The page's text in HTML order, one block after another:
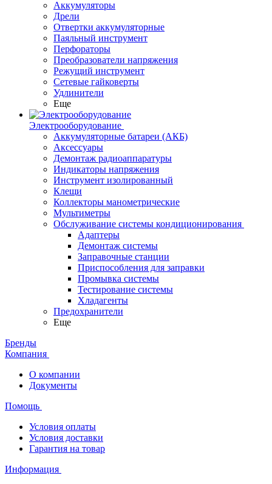
Аккумуляторы
Дрели
Отвертки аккумуляторные
Паяльный инструмент
Перфораторы
Преобразователи напряжения
Режущий инструмент
Сетевые гайковерты
Удлинители
Еще
Электрооборудование
Аккумуляторные батареи (АКБ)
Аксессуары
Демонтаж радиоаппаратуры
Индикаторы напряжения
Инструмент изолированный
Клещи
Коллекторы манометрические
Мультиметры
Обслуживание системы кондиционирования
Адаптеры
Демонтаж системы
Заправочные станции
Приспособления для заправки
Промывка системы
Тестирование системы
Хладагенты
Предохранители
Еще
Бренды
Компания
О компании
Документы
Помощь
Условия оплаты
Условия доставки
Гарантия на товар
Информация